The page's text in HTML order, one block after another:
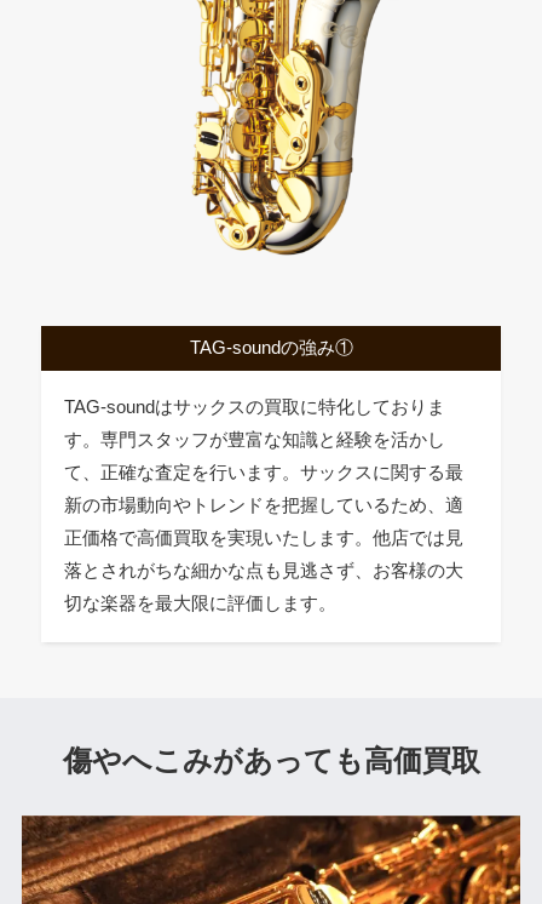
TAG-soundの強み①
TAG-soundはサックスの買取に特化しておりま
す。専門スタッフが豊富な知識と経験を活かし
て、正確な査定を行います。サックスに関する最
新の市場動向やトレンドを把握しているため、適
正価格で高価買取を実現いたします。他店では見
落とされがちな細かな点も見逃さず、お客様の大
切な楽器を最大限に評価します。
傷やへこみがあっても高価買取